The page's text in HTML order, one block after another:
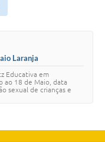
Laranja
Educativa em
ao 18 de Maio, data
sexual de crianças e